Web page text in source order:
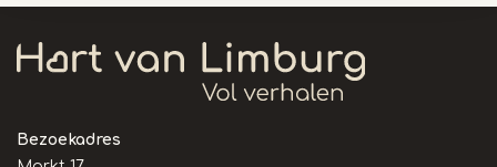
Bezoekadres